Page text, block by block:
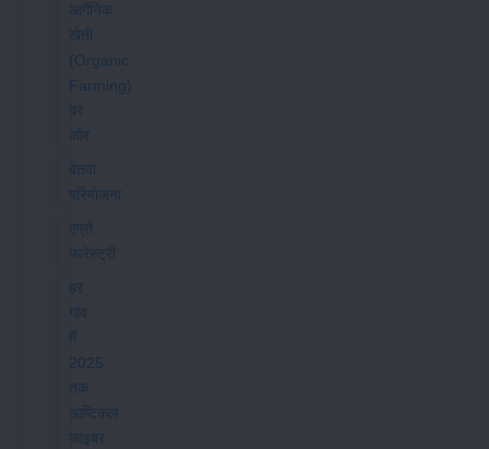
आर्गेनिक
खेती
(Organic
Farming)
पर
जोर
बेतवा
परियोजना
एग्रो
फारेस्ट्री
हर
गांव
में
2025
तक
आप्टिकल
फाइबर